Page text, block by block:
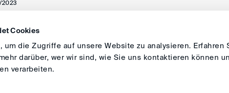
Cookies
um die Zugriffe auf unsere Website zu analysieren. Erfahren
darüber, wer wir sind, wie Sie uns kontaktieren können
verarbeiten.
2023
ANFAHRT IMPRESSUM ALLGEMEINE